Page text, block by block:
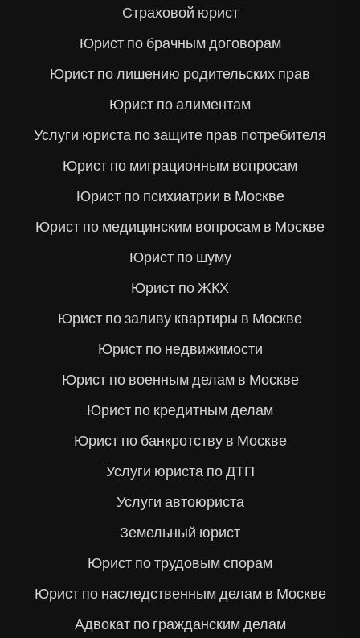
Страховой юрист
Юрист по брачным договорам
Юрист по лишению родительских прав
Юрист по алиментам
Услуги юриста по защите прав потребителя
Юрист по миграционным вопросам
Юрист по психиатрии в Москве
Юрист по медицинским вопросам в Москве
Юрист по шуму
Юрист по ЖКХ
Юрист по заливу квартиры в Москве
Юрист по недвижимости
Юрист по военным делам в Москве
Юрист по кредитным делам
Юрист по банкротству в Москве
Услуги юриста по ДТП
Услуги автоюриста
Земельный юрист
Юрист по трудовым спорам
Юрист по наследственным делам в Москве
Адвокат по гражданским делам